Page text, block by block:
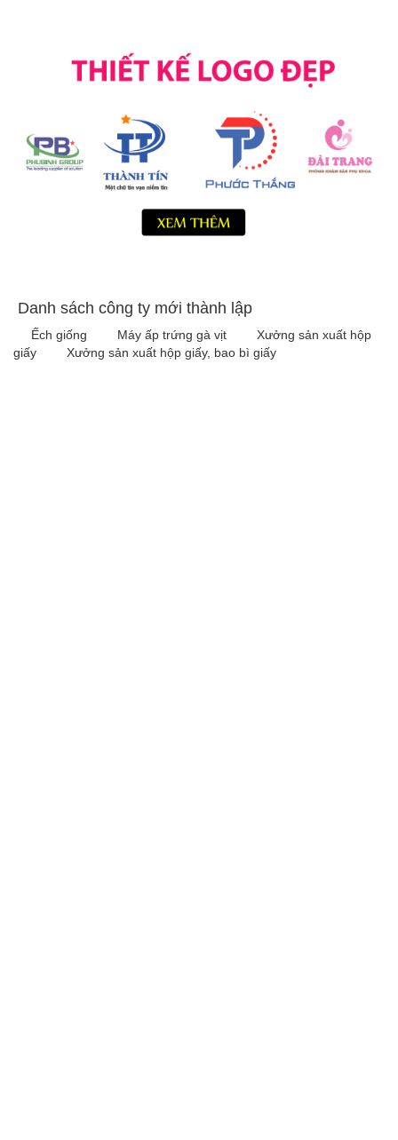
Danh sách công ty mới thành lập
Ếch giống Máy ấp trứng gà vịt
Xưởng sản xuất hộp
giấy
Xưởng sản xuất hộp giấy, bao bì giấy